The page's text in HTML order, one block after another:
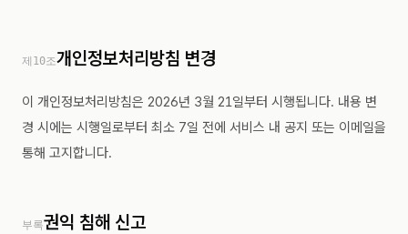
제10조개인정보처리방침 변경
이 개인정보처리방침은 2026년 3월 21일부터 시행됩니다. 내용 변
경 시에는 시행일로부터 최소 7일 전에 서비스 내 공지 또는 이메일을
통해 고지합니다.
부록권익 침해 신고